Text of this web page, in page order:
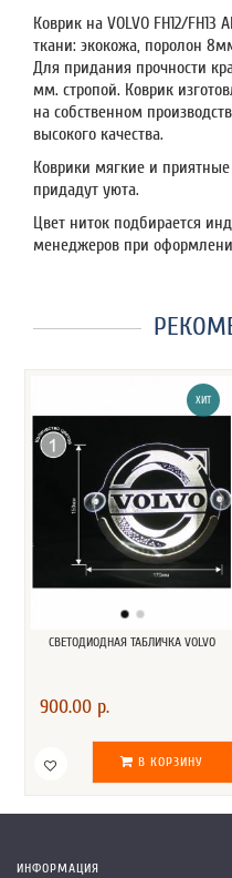
Коврик на VOLVO FH12/
ткани: экокожа, поролон
Для придания прочности
мм. стропой. Коврик
на собственном
высокого качества.
Коврики мягкие и
придадут уюта.
Цвет ниток подбирается
менеджеров при
ХИТ
СВЕТОДИОДНАЯ ТАБЛИЧКА VOLVO
900.00 р.
В КОРЗИНУ
ИНФОРМАЦИЯ